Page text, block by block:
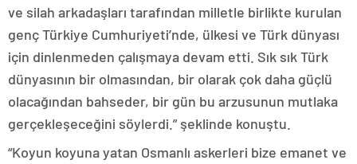
ve silah arkadaşları tarafından milletle birlikte kurulan
genç Türkiye Cumhuriyeti’nde, ülkesi ve Türk dünyası
için dinlenmeden çalışmaya devam etti. Sık sık Türk
dünyasının bir olmasından, bir olarak çok daha güçlü
olacağından bahseder, bir gün bu arzusunun mutlaka
gerçekleşeceğini söylerdi.” şeklinde konuştu.
“Koyun koyuna yatan Osmanlı askerleri bize emanet ve